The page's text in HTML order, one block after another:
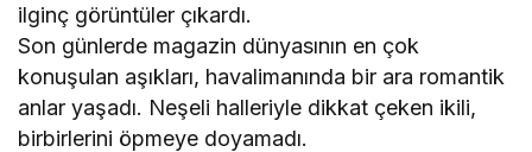
ilginç görüntüler çıkardı.
Son günlerde magazin dünyasının en çok
konuşulan aşıkları, havalimanında bir ara romantik
anlar yaşadı. Neşeli halleriyle dikkat çeken ikili,
birbirlerini öpmeye doyamadı.